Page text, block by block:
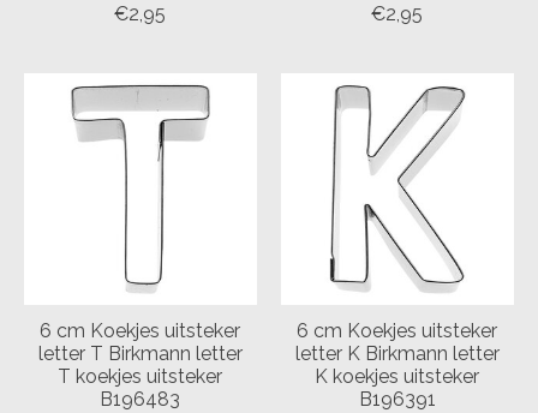
€2,95
€2,95
6 cm Koekjes uitsteker
letter T Birkmann letter
T koekjes uitsteker
B196483
6 cm Koekjes uitsteker
letter K Birkmann letter
K koekjes uitsteker
B196391